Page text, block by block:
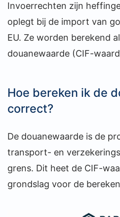
Invoerrechten zijn
oplegt bij de import van
EU. Ze worden berekend
douanewaarde (CIF-
Hoe bereken ik de
correct?
De douanewaarde is de
transport- en
grens. Dit heet de CIF-
grondslag voor de